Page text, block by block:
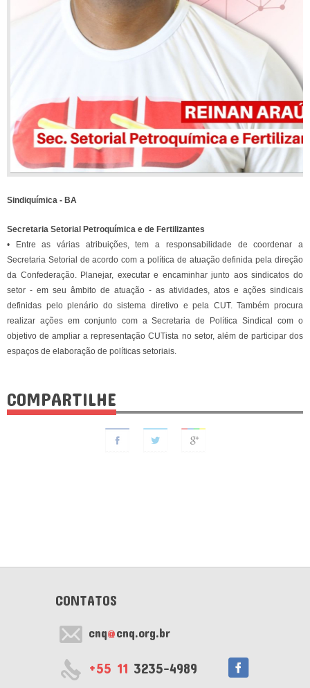
Sindiquímica - BA
Secretaria Setorial Petroquímica e de Fertilizantes
• Entre as várias atribuições, tem a responsabilidade de coordenar a
Secretaria Setorial de acordo com a política de atuação definida pela direção
da Confederação. Planejar, executar e encaminhar junto aos sindicatos do
setor - em seu âmbito de atuação - as atividades, atos e ações sindicais
definidas pelo plenário do sistema diretivo e pela CUT. Também procura
realizar ações em conjunto com a Secretaria de Política Sindical com o
objetivo de ampliar a representação CUTista no setor, além de participar dos
espaços de elaboração de políticas setoriais.
COMPARTILHE
CONTATOS
cnq@cnq.org.br
+55 11 3235-4989